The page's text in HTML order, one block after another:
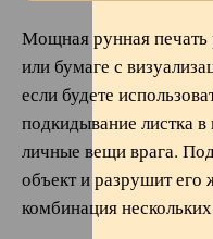
Мощная рунная печать
или бумаге с
если будете
подкидывание листка
личные вещи врага.
объект и разрушит его
комбинация